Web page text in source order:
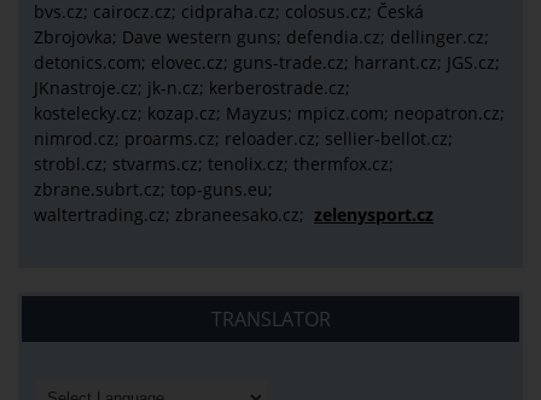
bvs.cz; cairocz.cz; cidpraha.cz; colosus.cz; Česká
Zbrojovka; Dave western guns; defendia.cz; dellinger.cz;
detonics.com; elovec.cz; guns-trade.cz; harrant.cz; JGS.cz;
JKnastroje.cz; jk-n.cz; kerberostrade.cz;
kostelecky.cz; kozap.cz; Mayzus; mpicz.com; neopatron.cz;
nimrod.cz; proarms.cz; reloader.cz; sellier-bellot.cz;
strobl.cz; stvarms.cz; tenolix.cz; thermfox.cz;
zbrane.subrt.cz; top-guns.eu;
waltertrading.cz; zbraneesako.cz; zelenysport.cz
TRANSLATOR